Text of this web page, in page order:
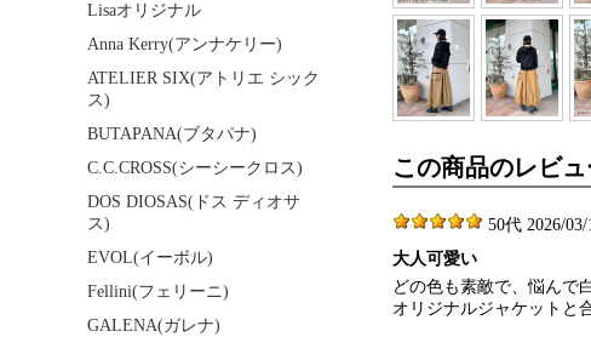
この商品のレビュ
50代 2026/
大人可愛い
どの色も素敵で、悩んで
オリジナルジャケットと
Lisaオリジナル
Anna Kerry(アンナケリー)
ATELIER SIX(アトリエ シック
ス)
BUTAPANA(ブタパナ)
C.C.CROSS(シーシークロス)
DOS DIOSAS(ドス ディオサ
ス)
EVOL(イーボル)
Fellini(フェリーニ)
GALENA(ガレナ)